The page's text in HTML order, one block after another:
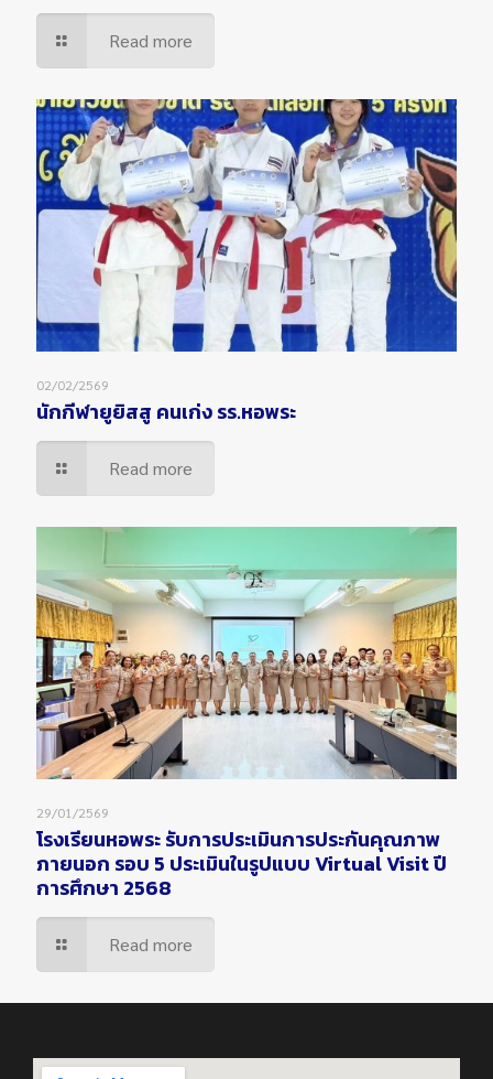
Read more
02/02/2569
นักกีฬายูยิสสู คนเก่ง รร.หอพระ
Read more
29/01/2569
โรงเรียนหอพระ รับการประเมินการประกันคุณภาพ
ภายนอก รอบ 5 ประเมินในรูปแบบ Virtual Visit ปี
การศึกษา 2568
Read more